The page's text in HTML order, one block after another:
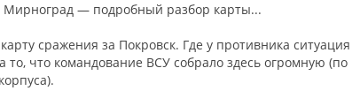
Мирноград — подробный разбор карты...
сражения за Покровск. Где у противника ситуация
что командование ВСУ собрало здесь огромную (по